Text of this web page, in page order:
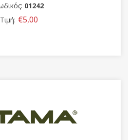
01242
Τιμή: €5,00